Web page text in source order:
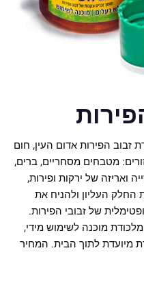
זבוב הפירות אדום העין, חום
מטבחים מסחריים, ברים,
ואריזה של ירקות ופירות,
החלק העליון ולהניח את
של זבובי הפירות.
ל-3 חודשים. המלכודת מוכנה לשימוש מידי,
מיועדת לתוך הבית. המחיר